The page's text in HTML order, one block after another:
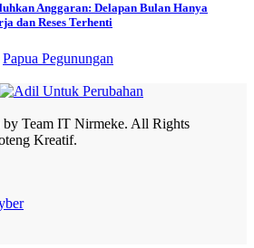
Anggaran: Delapan Bulan Hanya
dan Reses Terhenti
Papua Pegunungan
Team IT Nirmeke. All Rights
Kreatif.